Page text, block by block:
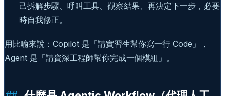
己拆解步驟、呼叫工具、觀察結果、再決定下一步，必要
時自我修正。
用比喻來說：Copilot 是「請實習生幫你寫一行 Code」，
Agent 是「請資深工程師幫你完成一個模組」。